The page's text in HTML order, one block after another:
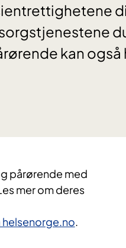
kan også
pårørende med
mer om deres
.